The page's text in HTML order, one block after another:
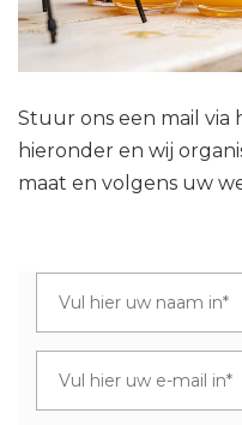
Stuur ons een mail
hieronder en wij
maat en volgens uw